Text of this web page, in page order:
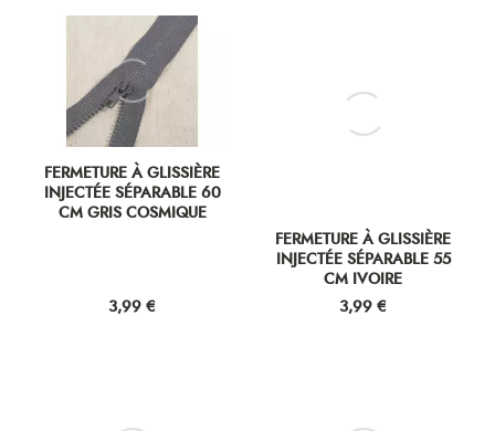
FERMETURE À GLISSIÈRE
INJECTÉE SÉPARABLE 60
CM GRIS COSMIQUE
Prix
3,99 €